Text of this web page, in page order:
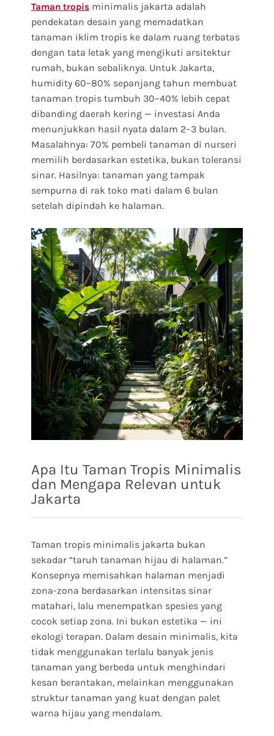
Taman tropis minimalis jakarta adalah
pendekatan desain yang memadatkan
tanaman iklim tropis ke dalam ruang terbatas
dengan tata letak yang mengikuti arsitektur
rumah, bukan sebaliknya. Untuk Jakarta,
humidity 60–80% sepanjang tahun membuat
tanaman tropis tumbuh 30–40% lebih cepat
dibanding daerah kering — investasi Anda
menunjukkan hasil nyata dalam 2–3 bulan.
Masalahnya: 70% pembeli tanaman di nurseri
memilih berdasarkan estetika, bukan toleransi
sinar. Hasilnya: tanaman yang tampak
sempurna di rak toko mati dalam 6 bulan
setelah dipindah ke halaman.
Apa Itu Taman Tropis Minimalis
dan Mengapa Relevan untuk
Jakarta
Taman tropis minimalis jakarta bukan
sekadar “taruh tanaman hijau di halaman.”
Konsepnya memisahkan halaman menjadi
zona-zona berdasarkan intensitas sinar
matahari, lalu menempatkan spesies yang
cocok setiap zona. Ini bukan estetika — ini
ekologi terapan. Dalam desain minimalis, kita
tidak menggunakan terlalu banyak jenis
tanaman yang berbeda untuk menghindari
kesan berantakan, melainkan menggunakan
struktur tanaman yang kuat dengan palet
warna hijau yang mendalam.